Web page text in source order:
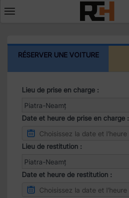
Deschide
RÉSERVER UNE VOITURE
Lieu de prise en charge :
Date et heure de prise en charge :
Lieu de restitution :
Date et heure de restitution :